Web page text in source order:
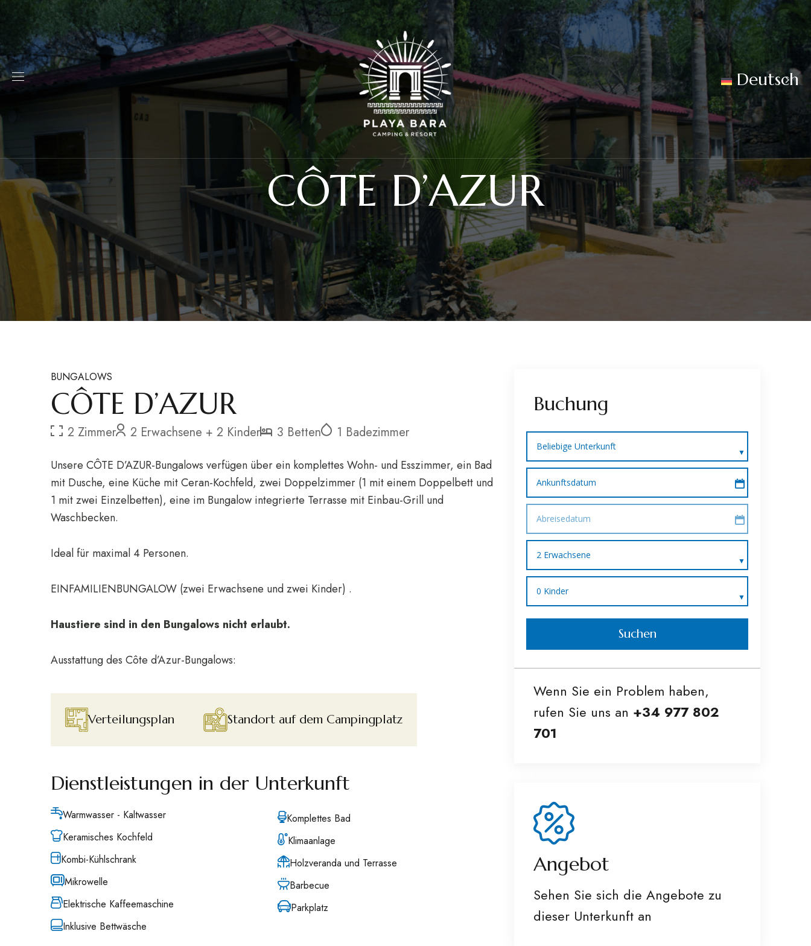
Deutsch
CÔTE D’AZUR
BUNGALOWS
CÔTE D’AZUR
2 Zimmer 2 Erwachsene + 2 Kinder 3 Betten 1 Badezimmer
Unsere CÔTE D’AZUR-Bungalows verfügen über ein komplettes Wohn- und Esszimmer, ein Bad
mit Dusche, eine Küche mit Ceran-Kochfeld, zwei Doppelzimmer (1 mit einem Doppelbett und
1 mit zwei Einzelbetten), eine im Bungalow integrierte Terrasse mit Einbau-Grill und
Waschbecken.
Ideal für maximal 4 Personen.
EINFAMILIENBUNGALOW (zwei Erwachsene und zwei Kinder) .
Haustiere sind in den Bungalows nicht erlaubt.
Ausstattung des Côte d’Azur-Bungalows:
Verteilungsplan Standort auf dem Campingplatz
Dienstleistungen in der Unterkunft
Warmwasser - Kaltwasser
Keramisches Kochfeld
Kombi-Kühlschrank
Mikrowelle
Elektrische Kaffeemaschine
Inklusive Bettwäsche
Komplettes Bad
Klimaanlage
Holzveranda und Terrasse
Barbecue
Parkplatz
Buchung
Beliebige Unterkunft
Ankunftsdatum
Abreisedatum
2 Erwachsene
0 Kinder
Suchen
Wenn Sie ein Problem haben,
rufen Sie uns an +34 977 802
701
Angebot
Sehen Sie sich die Angebote zu
dieser Unterkunft an